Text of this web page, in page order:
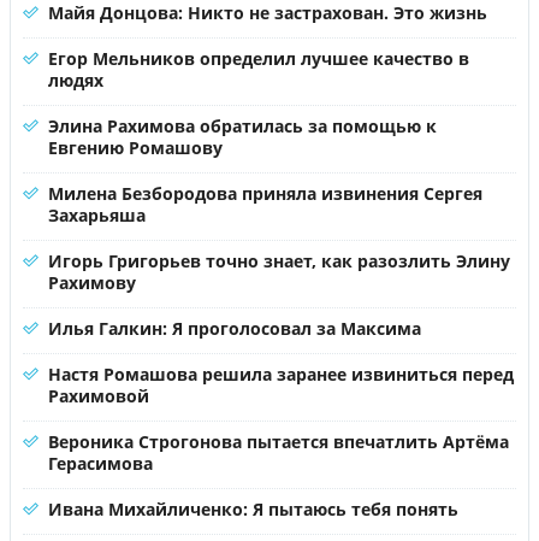
Майя Донцова: Никто не застрахован. Это жизнь
Егор Мельников определил лучшее качество в
людях
Элина Рахимова обратилась за помощью к
Евгению Ромашову
Милена Безбородова приняла извинения Сергея
Захарьяша
Игорь Григорьев точно знает, как разозлить Элину
Рахимову
Илья Галкин: Я проголосовал за Максима
Настя Ромашова решила заранее извиниться перед
Рахимовой
Вероника Строгонова пытается впечатлить Артёма
Герасимова
Ивана Михайличенко: Я пытаюсь тебя понять